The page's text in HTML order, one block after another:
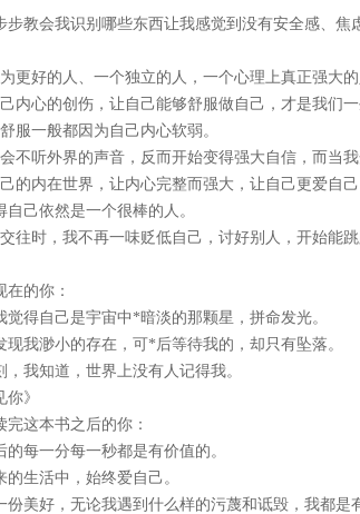
步教会我识别哪些东西让我感觉到没有安全感、
更好的人、一个独立的人，一个心理上真正强大的
内心的创伤，让自己能够舒服做自己，才是我们一
服一般都因为自己内心软弱。
不听外界的声音，反而开始变得强大自信，而当
的内在世界，让内心完整而强大，让自己更爱自
自己依然是一个很棒的人。
往时，我不再一味贬低自己，讨好别人，开始能
在的你：
觉得自己是宇宙中*暗淡的那颗星，拼命发光。
现我渺小的存在，可*后等待我的，却只有坠落。
，我知道，世界上没有人记得我。
》
完这本书之后的你：
的每一分每一秒都是有价值的。
的生活中，始终爱自己。
份美好，无论我遇到什么样的污蔑和诋毁，我都是